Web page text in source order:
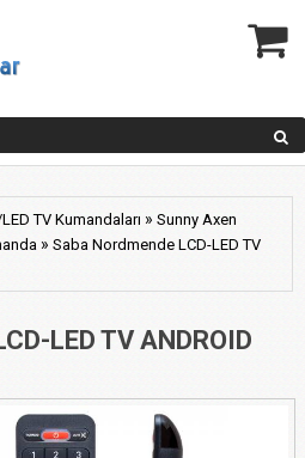
TV Kumandaları » Sunny Axen
» Saba Nordmende LCD-LED TV
LED TV ANDROID